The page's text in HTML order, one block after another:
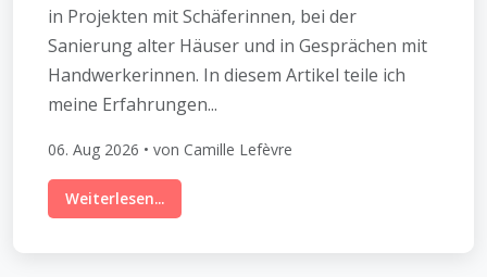
in Projekten mit Schäferinnen, bei der
Sanierung alter Häuser und in Gesprächen mit
Handwerkerinnen. In diesem Artikel teile ich
meine Erfahrungen...
06. Aug 2026 • von Camille Lefèvre
Weiterlesen...